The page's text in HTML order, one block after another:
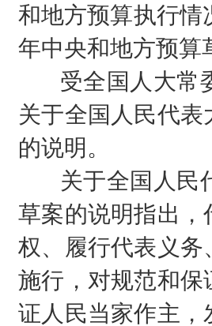
和地方预算执行情
年中央和地方预算
受全国人大常委
关于全国人民代
的说明。
关于全国人民代
草案的说明指出
权、履行代表义
施行，对规范和
证人民当家作主